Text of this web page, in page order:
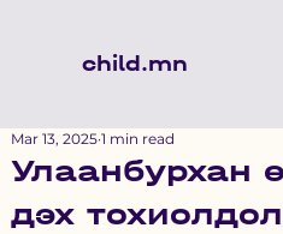
child.mn
Улаанбурхан
дэх тохиолдол
Mar 13, 2025 1 min read